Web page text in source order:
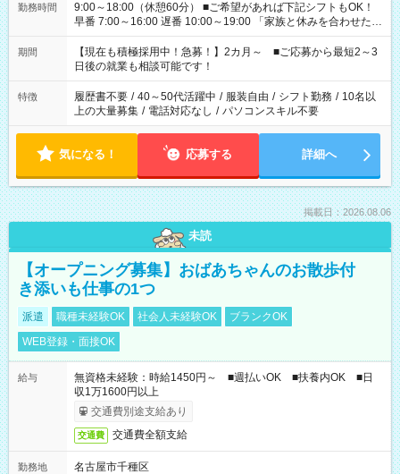
勤務時間
9:00～18:00（休憩60分） ■ご希望があれば下記シフトもOK！
早番 7:00～16:00 遅番 10:00～19:00 「家族と休みを合わせた
い」 「余裕を持って夕飯の準備がしたい」 「できれば残業はし
たくない」 など、ご希望を教えてくださいね。 ※Wワーク希望
の方へ 今ご覧のお仕事で希望する勤務時間と、もう1つのお仕事
の勤務時間。 合計で週40時間を超える場合は応募できません。
期間
【現在も積極採用中！急募！】2カ月～ ■ご応募から最短2～3
日後の就業も相談可能です！
特徴 履歴書不要 / 40～50代活躍中 / 服装自由 / シフト勤務 / 10名以
上の大量募集 / 電話対応なし / パソコンスキル不要
気になる！ 応募する 詳細へ
掲載日：2026.08.06
未読
【オープニング募集】おばあちゃんのお散歩付
き添いも仕事の1つ
派遣 職種未経験OK 社会人未経験OK
ブランクOK
WEB登録・面接OK
給与
無資格未経験：時給1450円～ ■週払いOK ■扶養内OK ■日
収1万1600円以上
交通費別途支給あり
交通費 交通費全額支給
勤務地
名古屋市千種区